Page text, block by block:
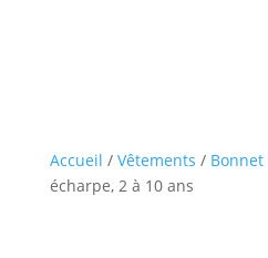
Accueil / Vêtements / Bonnet
écharpe, 2 à 10 ans